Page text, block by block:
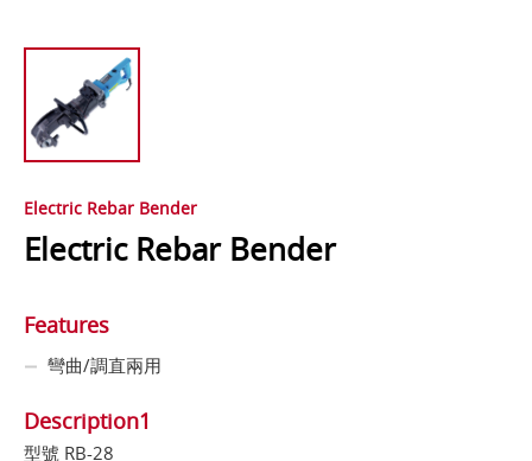
Electric Rebar Bender
Electric Rebar Bender
Features
彎曲/調直兩用
Description1
型號 RB-28